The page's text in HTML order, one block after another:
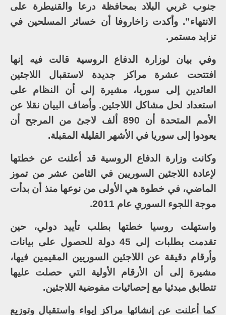
جنوب غربي البلاد بمحافظة درعا والقنيطرة على
الانتهاء”. وأكدت زاخاروفا أن خسائر المسلحين في
تزايد مستمر.
وفي بيان لوزارة الدفاع الروسية قالت فيه إنها
افتتحت عشرة مراكز جديدة لاستقبال اللاجئين
العائدين إلى سوريا، مشيرة إلى أن النظام على
استعداد لحل مشاكل اللاجئين. وأضاف البيان نقلا عن
الأمم المتحدة أن 890 ألف لاجئ من المرجح أن
يعودوا إلى سوريا في الأشهر القليلة المقبلة.
وكانت وزارة الدفاع الروسية قد أعلنت عن خطتها
لإعادة اللاجئين السوريين في الثامن عشر من تموز
الماضي، في خطوة هي الأولى من نوعها منذ أن بدأت
موجة اللجوء السوري عام 2011.
واستهلت روسيا خطتها بطلب تأييد دولي، حين
تقدمت بطلبات إلى 45 دولة للحصول على بيانات
وأرقام دقيقة عن اللاجئين السوريين المقيمين فيها،
مشيرة إلى أن الأرقام الأولية التي حصلت عليها
تتطابق مبدئيا مع إحصائيات مفوضية اللاجئين.
كما أعلنت عن إنشائها مراكز إيواء واستقبال وتوزيع